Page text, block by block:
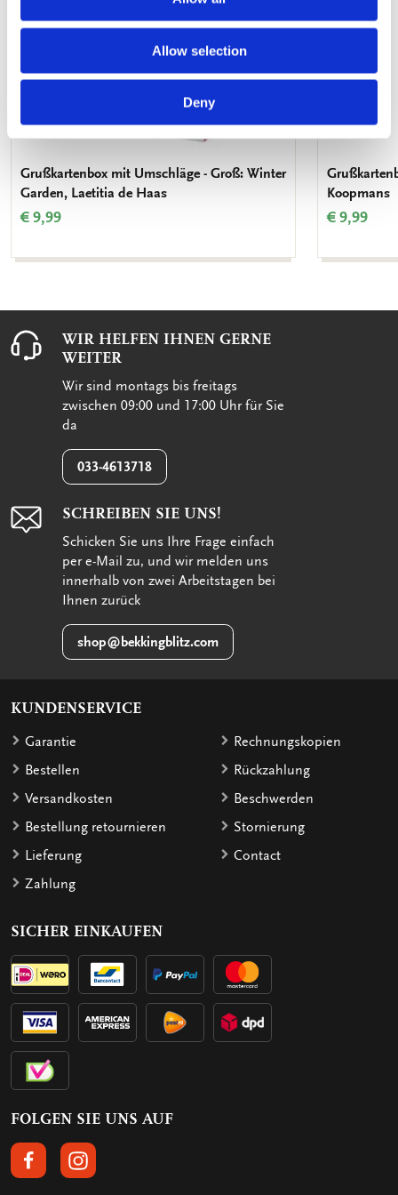
Allow selection
Deny
Grußkartenbox mit Umschläge - Groß: Winter
Garden, Laetitia de Haas
€ 9,99
Koopmans
€ 9,99
WIR HELFEN IHNEN GERNE
WEITER
Wir sind montags bis freitags
zwischen 09:00 und 17:00 Uhr für Sie
da
033-4613718
SCHREIBEN SIE UNS!
Schicken Sie uns Ihre Frage einfach
per e-Mail zu, und wir melden uns
innerhalb von zwei Arbeitstagen bei
Ihnen zurück
shop@bekkingblitz.com
KUNDENSERVICE
Garantie
Bestellen
Versandkosten
Bestellung retournieren
Lieferung
Zahlung
Rechnungskopien
Rückzahlung
Beschwerden
Stornierung
Contact
SICHER EINKAUFEN
FOLGEN SIE UNS AUF
FOLGEN SIE UNS AUF FACEBOOK
FOLGEN SIE UNS AUF INSTAGRAM